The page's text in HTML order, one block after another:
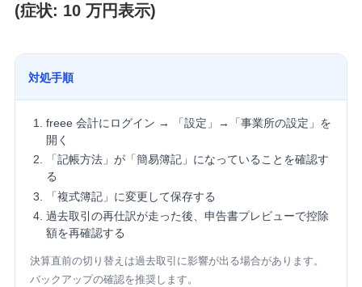
(症状: 10 万円表示)
対処手順
freee 会計にログイン → 「設定」→「事業所の設定」を
開く
「記帳方法」が「簡易簿記」になっていることを確認す
る
「複式簿記」に変更して保存する
過去取引の再仕訳が走った後、申告書プレビューで控除
額を再確認する
決算直前の切り替えは過去取引に影響が出る場合があります。
バックアップの確認を推奨します。